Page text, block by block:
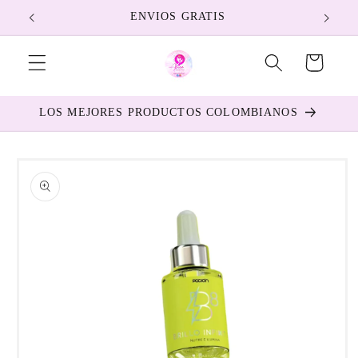
directamente
al contenido
ENVIOS GRATIS
Carrito
LOS MEJORES PRODUCTOS COLOMBIANOS
información